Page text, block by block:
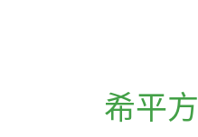
希平方